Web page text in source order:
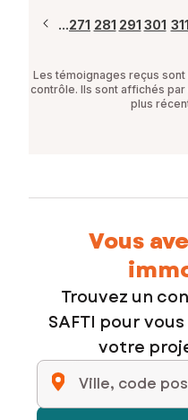
...271 281 291 301 311
Les témoignages reçus
contrôle. Ils sont affichés
plus
Vous
Trouvez un
SAFTI pour
votre
Ville, code